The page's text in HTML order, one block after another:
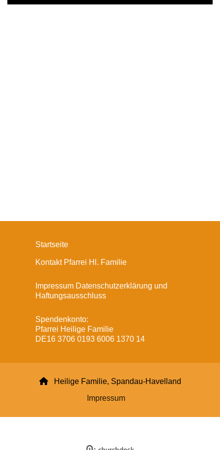
Startseite
Kontakt Pfarrei Hl. Familie
Impressum Datenschutzerklärung und
Haftungsausschluss
Spendenkonto:
Pfarrei Heilige Familie
DE16 3706 0193 6006 1370 14
Heilige Familie, Spandau-Havelland
Impressum